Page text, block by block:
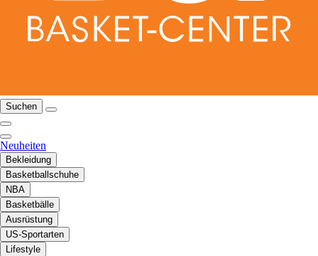
Suchen
Neuheiten
Bekleidung
Basketballschuhe
NBA
Basketbälle
Ausrüstung
US-Sportarten
Lifestyle